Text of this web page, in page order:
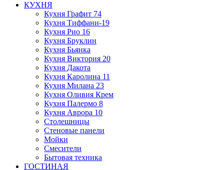
КУХНЯ
Кухня Графит 74
Кухня Тиффани-19
Кухня Рио 16
Кухня Бруклин
Кухня Бьянка
Кухня Виктория 20
Кухня Дакота
Кухня Каролина 11
Кухня Милана 23
Кухня Оливия Крем
Кухня Палермо 8
Кухня Аврора 10
Столешницы
Стеновые панели
Мойки
Смесители
Бытовая техника
ГОСТИНАЯ